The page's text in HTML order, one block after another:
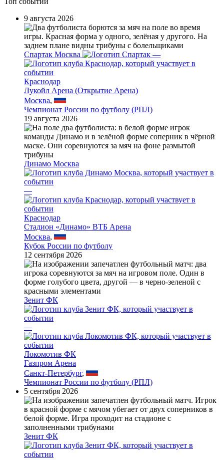
9 августа 2026
Спартак Москва —
Краснодар
Лукойл Арена (Открытие Арена)
Москва,
Чемпионат России по футболу (РПЛ)
19 августа 2026
Динамо Москва
—
Краснодар
Стадион «Динамо» ВТБ Арена
Москва,
Кубок России по футболу
12 сентября 2026
Зенит ФК
—
Локомотив ФК
Газпром Арена
Санкт-Петербург,
Чемпионат России по футболу (РПЛ)
5 сентября 2026
Зенит ФК